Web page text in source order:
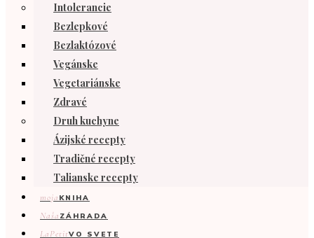
Intolerancie
Bezlepkové
Bezlaktózové
Vegánske
Vegetariánske
Zdravé
Druh kuchyne
Ázijské recepty
Tradičné recepty
Talianske recepty
moja KNIHA
Naša ZÁHRADA
LaPetitVO SVETE